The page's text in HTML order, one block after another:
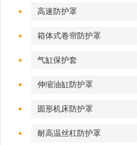
高速防护罩
箱体式卷帘防护罩
气缸保护套
伸缩油缸防护罩
圆形机床防护罩
耐高温丝杠防护罩